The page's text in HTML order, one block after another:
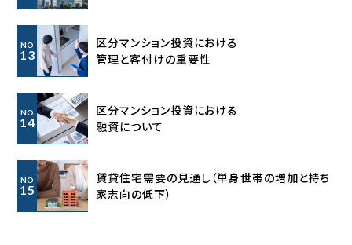
NO
13
区分マンション投資における
管理と客付けの重要性
NO
14
区分マンション投資における
融資について
NO
15
賃貸住宅需要の見通し（単身世帯の増加と持ち
家志向の低下）